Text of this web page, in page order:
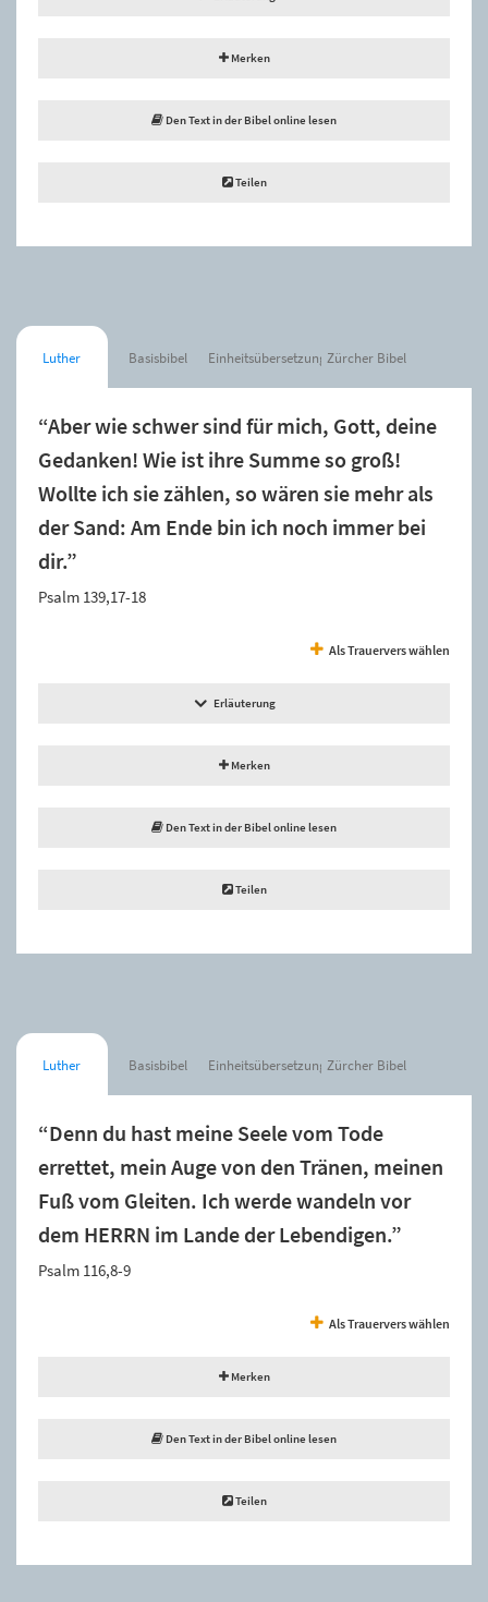
Merken
Den Text in der Bibel online lesen
Teilen
Luther Basisbibel Einheitsübersetzung Zürcher Bibel
“Aber wie schwer sind für mich, Gott, deine
Gedanken! Wie ist ihre Summe so groß!
Wollte ich sie zählen, so wären sie mehr als
der Sand: Am Ende bin ich noch immer bei
dir.”
Psalm 139,17-18
Als Trauervers wählen
Erläuterung
Merken
Den Text in der Bibel online lesen
Teilen
Luther Basisbibel Einheitsübersetzung Zürcher Bibel
“Denn du hast meine Seele vom Tode
errettet, mein Auge von den Tränen, meinen
Fuß vom Gleiten. Ich werde wandeln vor
dem HERRN im Lande der Lebendigen.”
Psalm 116,8-9
Als Trauervers wählen
Merken
Den Text in der Bibel online lesen
Teilen